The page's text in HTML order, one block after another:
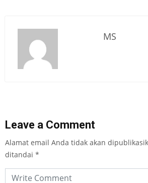
MS
Leave a Comment
Alamat email Anda tidak akan
ditandai *